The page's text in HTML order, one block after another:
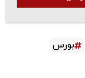
بورس